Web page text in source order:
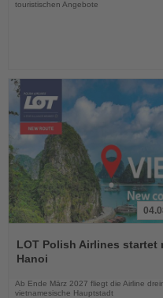
touristischen Angebote
Sie
die
LOT Polish Airlines
Hanoi
Ab Ende März 2027 fliegt die Airline
vietnamesische Hauptstadt